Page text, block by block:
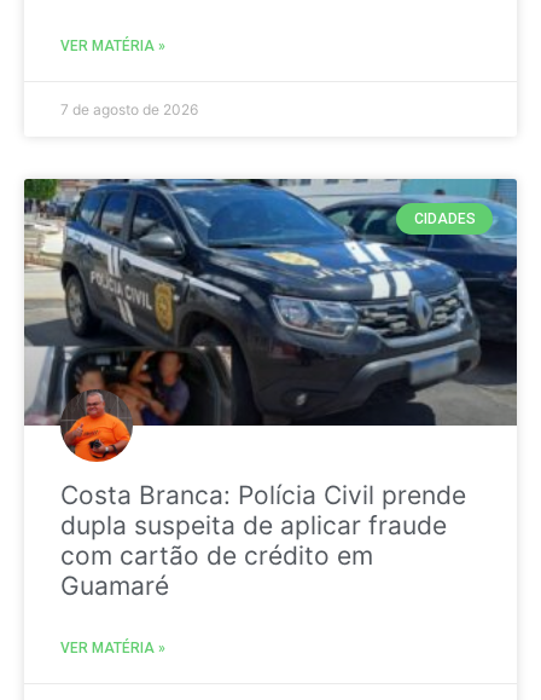
VER MATÉRIA »
7 de agosto de 2026
CIDADES
Costa Branca: Polícia Civil prende
dupla suspeita de aplicar fraude
com cartão de crédito em
Guamaré
VER MATÉRIA »